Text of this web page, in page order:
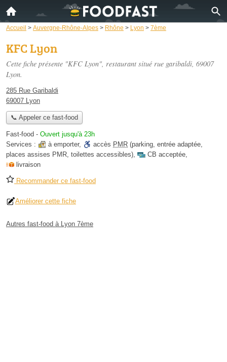
Accueil > Auvergne-Rhône-Alpes > Rhône > Lyon > 7ème
KFC Lyon
Cette fiche présente "KFC Lyon", restaurant situé rue garibaldi, 69007
Lyon.
285 Rue Garibaldi
69007 Lyon
📞 Appeler ce fast-food
Fast-food - Ouvert jusqu'à 23h
Services :
à emporter, accès PMR (parking, entrée adaptée,
places assises PMR, toilettes accessibles), CB acceptée,
livraison
Recommander ce fast-food
Améliorer cette fiche
Autres fast-food à Lyon 7ème